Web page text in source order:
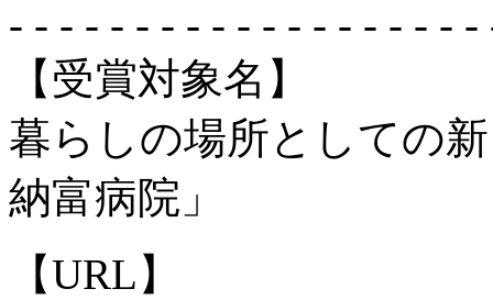
- - - - - - - - - - - - - - - - - - -
【受賞対象名】
暮らしの場所としての
納富病院」
【URL】